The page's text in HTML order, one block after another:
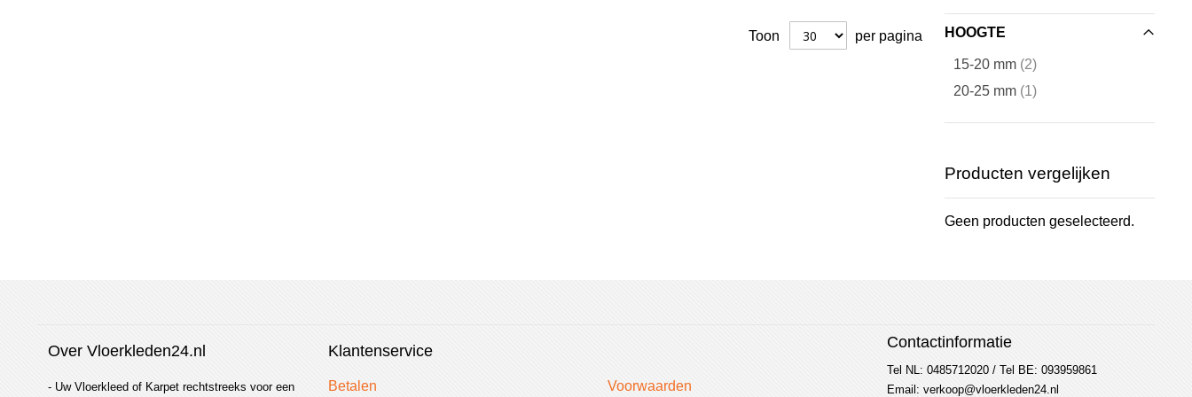
Toon
per pagina HOOGTE
15-20 mm 2artikelen
20-25 mm 1artikel
Producten vergelijken
Geen producten geselecteerd.
Over Vloerkleden24.nl
- Uw Vloerkleed of Karpet rechtstreeks voor een
Klantenservice
Betalen Voorwaarden
Contactinformatie
Tel NL: 0485712020 / Tel BE: 093959861
Email: verkoop@vloerkleden24.nl